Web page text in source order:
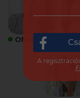
ONLINE
A